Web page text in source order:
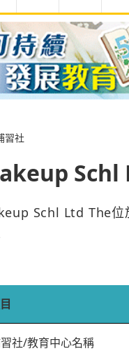
習社
Schl
Schl Ltd The位
社/教育中心名稱